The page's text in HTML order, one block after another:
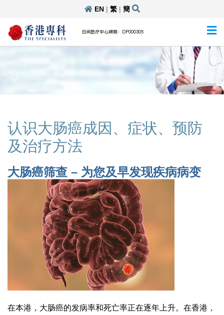
EN| 繁| 簡
日间医疗中心牌照：DP000305
认识大肠癌成因、症状、预防
及治疗方法
大肠癌筛查 – 为您及早发现疾病病变
在本港，大肠癌的发病率和死亡率正在逐年上升。在香港，